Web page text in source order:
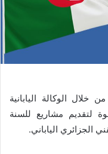
خلال الوكالة اليابانية
لتقديم مشاريع للسنة